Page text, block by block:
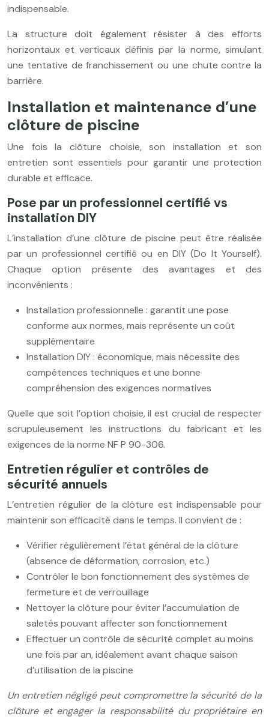
indispensable.
La structure doit également résister à des efforts
horizontaux et verticaux définis par la norme, simulant
une tentative de franchissement ou une chute contre la
barrière.
Installation et maintenance d’une
clôture de piscine
Une fois la clôture choisie, son installation et son
entretien sont essentiels pour garantir une protection
durable et efficace.
Pose par un professionnel certifié vs
installation DIY
L’installation d’une clôture de piscine peut être réalisée
par un professionnel certifié ou en DIY (Do It Yourself).
Chaque option présente des avantages et des
inconvénients :
Installation professionnelle : garantit une pose
conforme aux normes, mais représente un coût
supplémentaire
Installation DIY : économique, mais nécessite des
compétences techniques et une bonne
compréhension des exigences normatives
Quelle que soit l’option choisie, il est crucial de respecter
scrupuleusement les instructions du fabricant et les
exigences de la norme NF P 90-306.
Entretien régulier et contrôles de
sécurité annuels
L’entretien régulier de la clôture est indispensable pour
maintenir son efficacité dans le temps. Il convient de :
Vérifier régulièrement l’état général de la clôture
(absence de déformation, corrosion, etc.)
Contrôler le bon fonctionnement des systèmes de
fermeture et de verrouillage
Nettoyer la clôture pour éviter l’accumulation de
saletés pouvant affecter son fonctionnement
Effectuer un contrôle de sécurité complet au moins
une fois par an, idéalement avant chaque saison
d’utilisation de la piscine
Un entretien négligé peut compromettre la sécurité de la
clôture et engager la responsabilité du propriétaire en